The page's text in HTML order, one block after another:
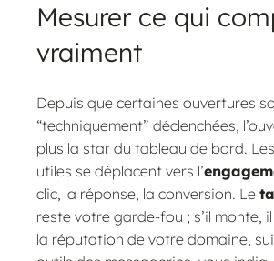
Mesurer ce qui
vraiment
Depuis que certaines ouvertures
“techniquement” déclenchées,
plus la star du tableau de bord.
utiles se déplacent vers l’
clic, la réponse, la conversion. Le
reste votre garde-fou ; s’il monte,
la réputation de votre domaine,